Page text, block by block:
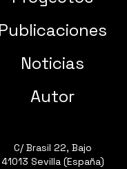
Publicaciones
Noticias
Autor
C/ Brasil 22, Bajo
41013 Sevilla (España)